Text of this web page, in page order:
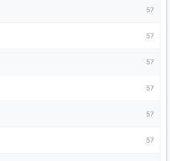
57
57
57
57
57
57